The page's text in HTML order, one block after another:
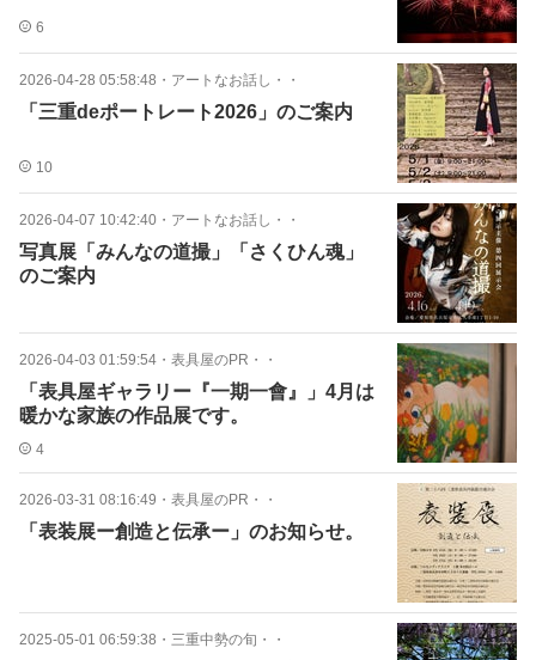
6
2026-04-28 05:58:48 ・ アートなお話し・・
「三重deポートレート2026」のご案内
10
2026-04-07 10:42:40 ・ アートなお話し・・
写真展「みんなの道撮」「さくひん魂」
のご案内
2026-04-03 01:59:54 ・ 表具屋のPR・・
「表具屋ギャラリー『一期一會』」4月は
暖かな家族の作品展です。
4
2026-03-31 08:16:49 ・ 表具屋のPR・・
「表装展ー創造と伝承ー」のお知らせ。
2025-05-01 06:59:38 ・ 三重中勢の旬・・